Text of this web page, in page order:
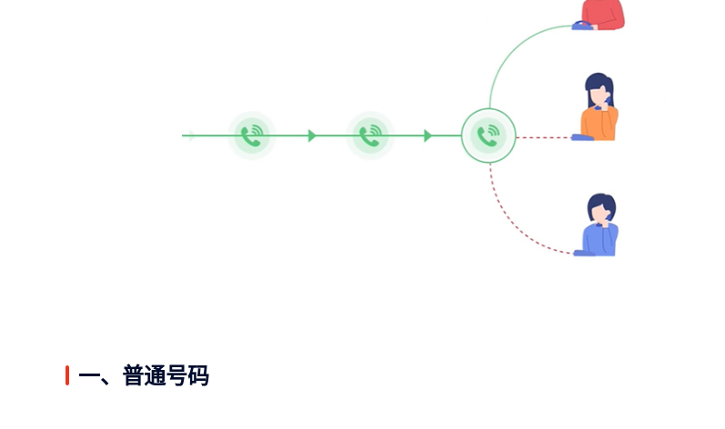
一、普通号码